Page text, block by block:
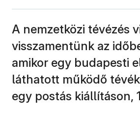
A nemzetközi tévézés
visszamentünk az
amikor egy budapesti
láthatott működő
egy postás kiállításon,